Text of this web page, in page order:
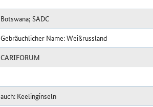
Botswana; SADC
Gebräuchlicher Name: Weißrussland
CARIFORUM
auch: Keelinginseln